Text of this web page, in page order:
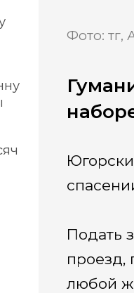
Фото: тг,
Подать
проезд,
любой